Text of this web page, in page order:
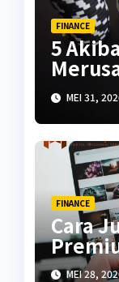
FINANCE
5
MEI 31,
FINANCE
Cara
Kuliah
MEI 28,